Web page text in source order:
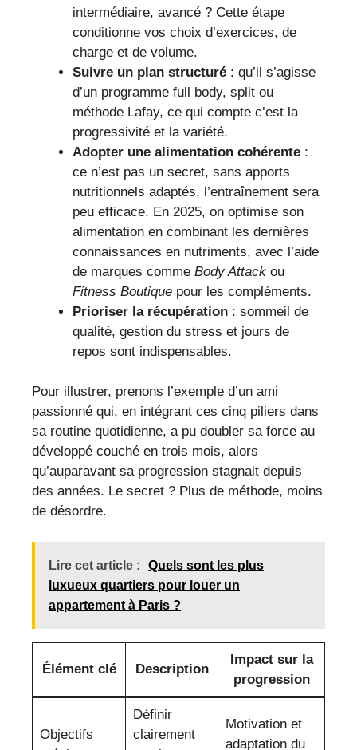
intermédiaire, avancé ? Cette étape
conditionne vos choix d’exercices, de
charge et de volume.
Suivre un plan structuré : qu’il s’agisse
d’un programme full body, split ou
méthode Lafay, ce qui compte c’est la
progressivité et la variété.
Adopter une alimentation cohérente :
ce n’est pas un secret, sans apports
nutritionnels adaptés, l’entraînement sera
peu efficace. En 2025, on optimise son
alimentation en combinant les dernières
connaissances en nutriments, avec l’aide
de marques comme Body Attack ou
Fitness Boutique pour les compléments.
Prioriser la récupération : sommeil de
qualité, gestion du stress et jours de
repos sont indispensables.
Pour illustrer, prenons l’exemple d’un ami
passionné qui, en intégrant ces cinq piliers dans
sa routine quotidienne, a pu doubler sa force au
développé couché en trois mois, alors
qu’auparavant sa progression stagnait depuis
des années. Le secret ? Plus de méthode, moins
de désordre.
Lire cet article :
Quels sont les plus
luxueux quartiers pour louer un
appartement à Paris ?
Élément clé Description
Impact sur la
progression
Objectifs
Définir
clairement
Motivation et
adaptation du